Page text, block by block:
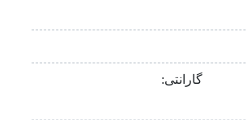
گارانتی: